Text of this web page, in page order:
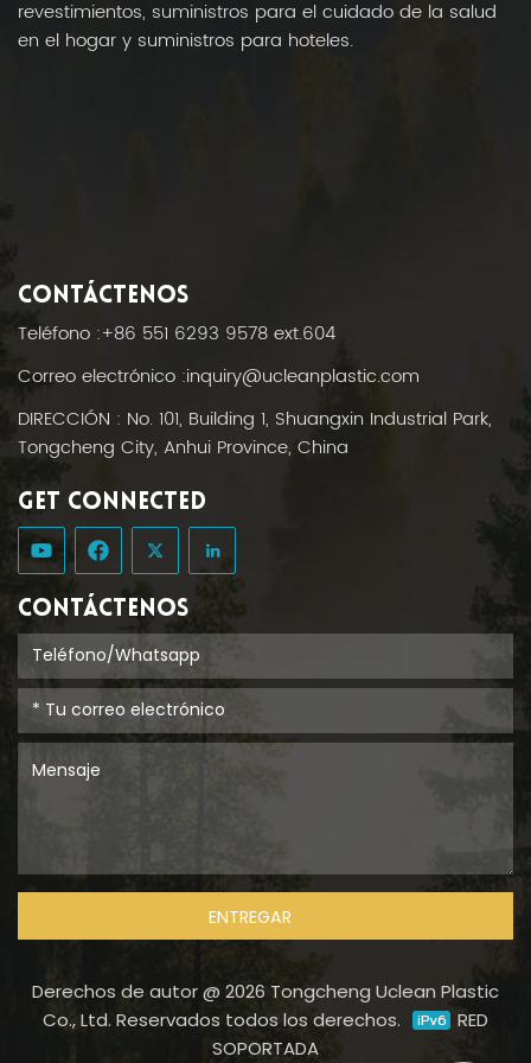
revestimientos, suministros para el cuidado de la salud
en el hogar y suministros para hoteles.
CONTÁCTENOS
Teléfono :+86 551 6293 9578 ext.604
Correo electrónico :inquiry@ucleanplastic.com
DIRECCIÓN : No. 101, Building 1, Shuangxin Industrial Park,
Tongcheng City, Anhui Province, China
GET CONNECTED
CONTÁCTENOS
ENTREGAR
Derechos de autor @ 2026 Tongcheng Uclean Plastic
Co., Ltd. Reservados todos los derechos.
RED
SOPORTADA